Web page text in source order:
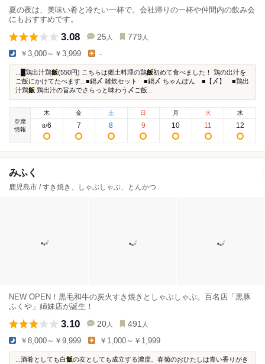
夏の夜は、美味い肴と冷たい一杯で。会社帰りの一杯や仲間内の飲み会
にもおすすめです。
3.08 25 人 779 人
￥3,000～￥3,999 -
...█鶏出汁鶏飯(550円) こちらは郷土料理の鶏飯初めて食べました！ 鶏の出汁を
ご飯にかけてたべます...■鍋〆 雑炊セット ■鍋〆 ちゃんぽん ■【〆】 ■鶏出
汁鶏飯 鶏出汁の旨みでさらっと味わう〆ご飯...
空席
情報
木
8/6
金
7
土
8
日
9
月
10
火
11
水
12
みふく
鹿児島市 / すき焼き、しゃぶしゃぶ、とんかつ
NEW OPEN！黒毛和牛の炭火すき焼きとしゃぶしゃぶ。百名店「黒豚
ふくや」姉妹店が誕生！
3.10 20 人 491 人
￥8,000～￥9,999 ￥1,000～￥1,999
...酒肴としても白飯の友としても成立する濃度。春菊のおひたしは青い香りがき